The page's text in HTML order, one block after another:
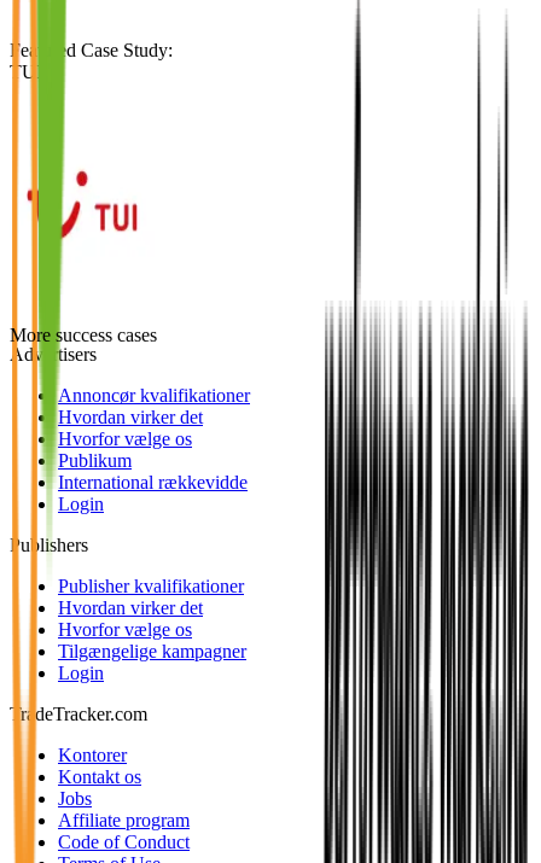
Featured Case Study:
TUI
More success cases
Advertisers
Annoncør kvalifikationer
Hvordan virker det
Hvorfor vælge os
Publikum
International rækkevidde
Login
Publishers
Publisher kvalifikationer
Hvordan virker det
Hvorfor vælge os
Tilgængelige kampagner
Login
TradeTracker.com
Kontorer
Kontakt os
Jobs
Affiliate program
Code of Conduct